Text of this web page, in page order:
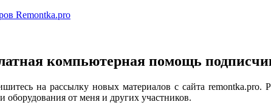
компьютерная помощь
на рассылку новых материалов с сайта
от меня и других участников.